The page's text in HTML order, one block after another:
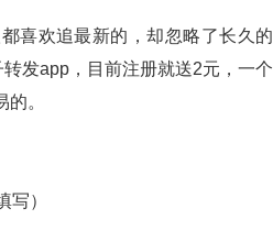
喜欢追最新的，却忽略了长久的
转发app，目前注册就送2元，一个
。
写）